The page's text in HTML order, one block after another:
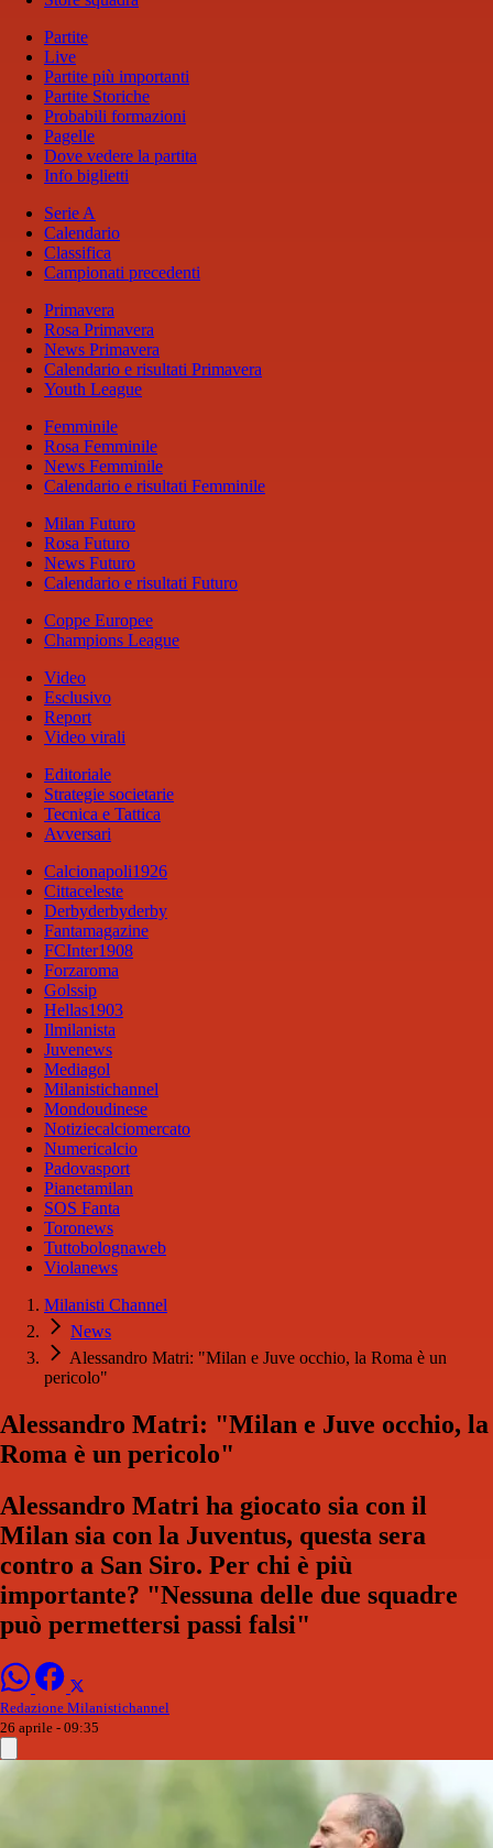
Partite
Live
Partite più importanti
Partite Storiche
Probabili formazioni
Pagelle
Dove vedere la partita
Info biglietti
Serie A
Calendario
Classifica
Campionati precedenti
Primavera
Rosa Primavera
News Primavera
Calendario e risultati Primavera
Youth League
Femminile
Rosa Femminile
News Femminile
Calendario e risultati Femminile
Milan Futuro
Rosa Futuro
News Futuro
Calendario e risultati Futuro
Coppe Europee
Champions League
Video
Esclusivo
Report
Video virali
Editoriale
Strategie societarie
Tecnica e Tattica
Avversari
Calcionapoli1926
Cittaceleste
Derbyderbyderby
Fantamagazine
FCInter1908
Forzaroma
Golssip
Hellas1903
Ilmilanista
Juvenews
Mediagol
Milanistichannel
Mondoudinese
Notiziecalciomercato
Numericalcio
Padovasport
Pianetamilan
SOS Fanta
Toronews
Tuttobolognaweb
Violanews
Milanisti Channel
News
Alessandro Matri: "Milan e Juve occhio, la Roma è un
pericolo"
Alessandro Matri: "Milan e Juve occhio, la
Roma è un pericolo"
Alessandro Matri ha giocato sia con il
Milan sia con la Juventus, questa sera
contro a San Siro. Per chi è più
importante? "Nessuna delle due squadre
può permettersi passi falsi"
Redazione Milanistichannel
26 aprile - 09:35